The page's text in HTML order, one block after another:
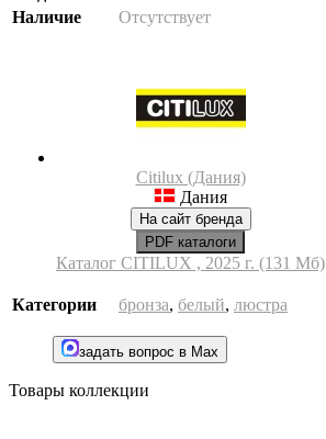
Наличие
Отсутствует
Citilux (Дания)
Дания
На сайт бренда
PDF каталоги
Каталог CITILUX , 2025 г. (131 Мб)
Категории бронза, белый, люстра
задать вопрос в Max
Товары коллекции